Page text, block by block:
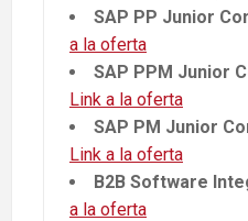
SAP PP Junior
a la oferta
SAP PPM Junior
Link a la oferta
SAP PM Junior
Link a la oferta
B2B Software
a la oferta